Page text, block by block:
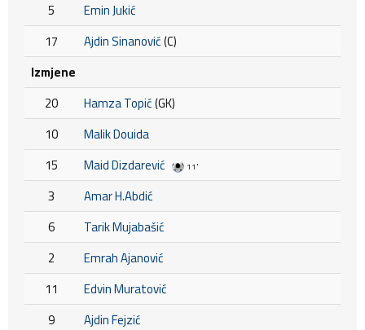
5
Emin Jukić
17
Ajdin Sinanović(C)
Izmjene
20
Hamza Topić(GK)
10
Malik Douida
15
Maid Dizdarević 11'
3
Amar H.Abdić
6
Tarik Mujabašić
2
Emrah Ajanović
11
Edvin Muratović
9
Ajdin Fejzić